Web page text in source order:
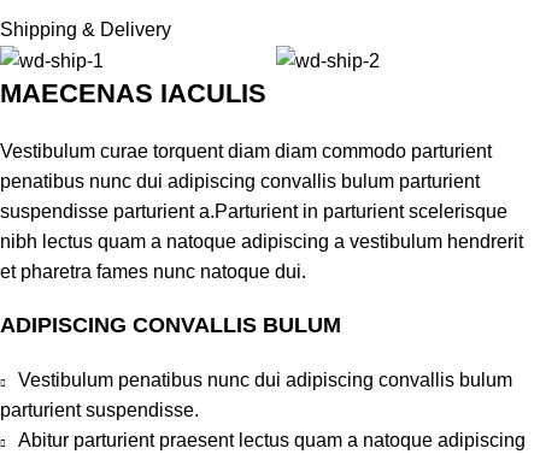
Shipping & Delivery
MAECENAS IACULIS
Vestibulum curae torquent diam diam commodo parturient
penatibus nunc dui adipiscing convallis bulum parturient
suspendisse parturient a.Parturient in parturient scelerisque
nibh lectus quam a natoque adipiscing a vestibulum hendrerit
et pharetra fames nunc natoque dui.
ADIPISCING CONVALLIS BULUM
Vestibulum penatibus nunc dui adipiscing convallis bulum
parturient suspendisse.
Abitur parturient praesent lectus quam a natoque adipiscing